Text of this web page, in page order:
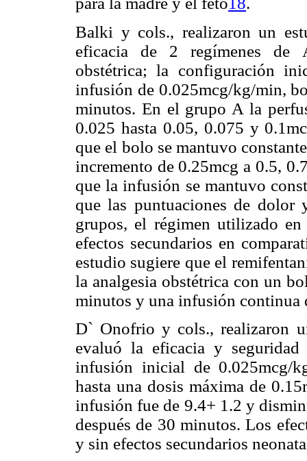
Balki y cols., realizaron un
eficacia de 2 regímenes de
obstétrica; la configuración
infusión de 0.025mcg/kg/min,
minutos. En el grupo A la
0.025 hasta 0.05, 0.075 y
que el bolo se mantuvo
incremento de 0.25mcg a 0.5,
que la infusión se mantuvo
que las puntuaciones de dolor
grupos, el régimen utilizado
efectos secundarios en
estudio sugiere que el
la analgesia obstétrica con un
minutos y una infusión continua
D` Onofrio y cols., realizaron
evaluó la eficacia y
infusión inicial de 0.025mcg/
hasta una dosis máxima de
infusión fue de 9.4+ 1.2 y
después de 30 minutos. Los
y sin efectos secundarios